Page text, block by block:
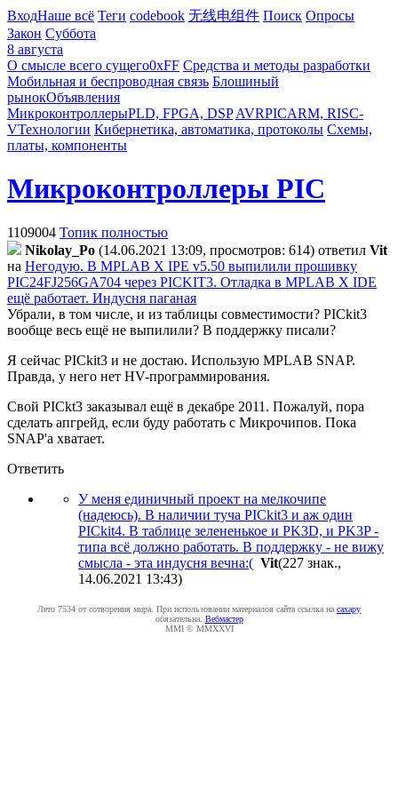
ВходНаше всё Теги codebook 无线电组件 Поиск Опросы
Закон Суббота
8 августа
О смысле всего сущего0xFF Средства и методы разработки
Мобильная и беспроводная связь Блошиный
рынокОбъявления
МикроконтроллерыPLD, FPGA, DSP AVRPICARM, RISC-
VТехнологии Кибернетика, автоматика, протоколы Схемы,
платы, компоненты
Микроконтроллеры PIC
1109004 Топик полностью
Nikolay_Po (14.06.2021 13:09, просмотров: 614) ответил Vit
на Негодую. В MPLAB X IPE v5.50 выпилили прошивку
PIC24FJ256GA704 через PICKIT3. Отладка в MPLAB X IDE
ещё работает. Индусня паганая
Убрали, в том числе, и из таблицы совместимости? PICkit3
вообще весь ещё не выпилили? В поддержку писали?
Я сейчас PICkit3 и не достаю. Использую MPLAB SNAP.
Правда, у него нет HV-программирования.
Свой PICkt3 заказывал ещё в декабре 2011. Пожалуй, пора
сделать апгрейд, если буду работать с Микрочипов. Пока
SNAP'а хватает.
Ответить
У меня единичный проект на мелкочипе
(надеюсь). В наличии туча PICkit3 и аж один
PICkit4. В таблице зелененькое и PK3D, и PK3P -
типа всё должно работать. В поддержку - не вижу
смысла - эта индусня вечна:( Vit(227 знак.,
14.06.2021 13:43)
Лето 7534 от сотворения мира. При использовании материалов сайта ссылка на caxapу
обязательна. Вебмастер
MMI © MMXXVI